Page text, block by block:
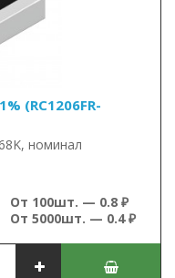
(RC1206FR-
номинал
От 100шт. — 0.8 ₽
От 5000шт. — 0.4 ₽